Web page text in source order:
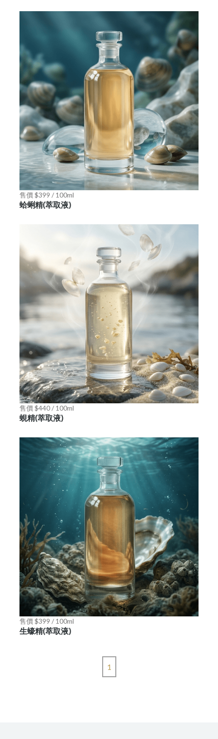
售價 $399 / 100ml
蛤蜊精(萃取液)
售價 $440 / 100ml
蜆精(萃取液)
售價 $399 / 100ml
生蠔精(萃取液)
1